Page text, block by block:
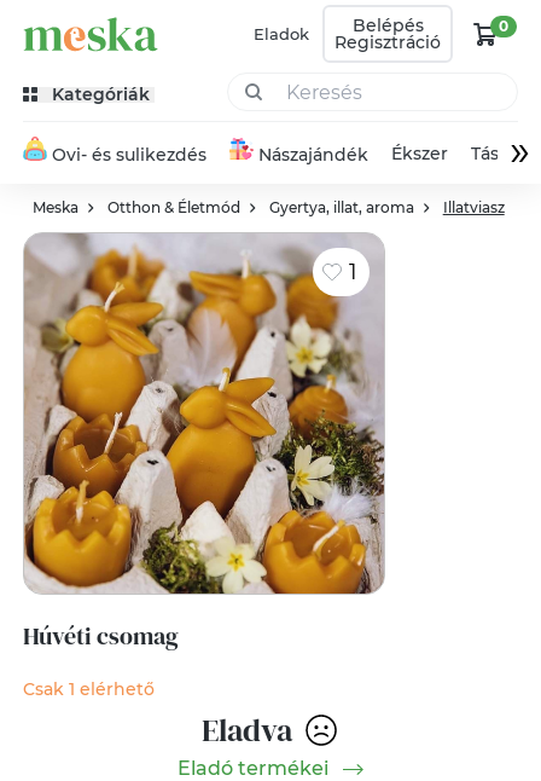
Eladok Belépés
Regisztráció
0
Kategóriák
Ovi- és sulikezdés Nászajándék Ékszer Táska»
Meska Otthon & Életmód Gyertya, illat, aroma Illatviasz
1
Húvéti csomag
Csak 1 elérhető
Eladva
Eladó termékei